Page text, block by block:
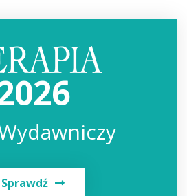
Sprawdź